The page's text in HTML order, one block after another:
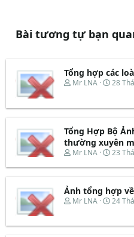
Bài tương tự bạn
Tổng hợp các
T
e
d
s
t
a
r
e
r
Mr LNA
N
y
ắ
t
đ
ầ
u
28
Tổng Hợp Bộ
thường xuyên
T
r
a
d
a
Mr LNA
N
à
b
ắ
ầ
23
Ảnh tổng hợp
T
e
Mr LNA
N
y
24